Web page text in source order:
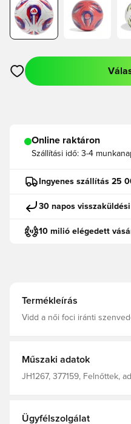
Megnyit egy modált a
Online raktáron
Szállítási idő: 3-4
Ingyenes szállítás 25
30 napos
10 milió elégedett
Termékleírás
Vidd a női foci iránti
varrott TPU külső borítással
gyakorlásához. Butil belső
Műszaki adatok
JH1267, 377159, Felnőttek,
Ügyfélszolgálat